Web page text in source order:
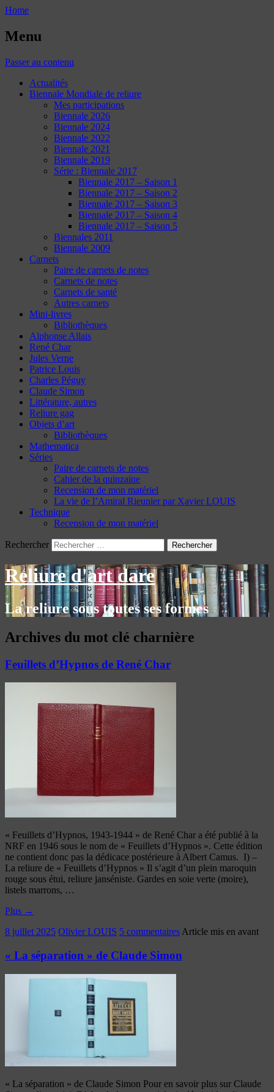
Home
Menu
Passer au contenu
Actualités
Biennale Mondiale de reliure
Mes participations
Biennale 2026
Biennale 2024
Biennale 2022
Biennale 2021
Biennale 2019
Série : Biennale 2017
Biennale 2017 – Saison 1
Biennale 2017 – Saison 2
Biennale 2017 – Saison 3
Biennale 2017 – Saison 4
Biennale 2017 – Saison 5
Biennales 2011
Biennale 2009
Carnets
Paire de carnets de notes
Carnets de notes
Carnets de santé
Autres carnets
Mini-livres
Bibliothèques
Alphonse Allais
René Char
Jules Verne
Patrice Louis
Charles Péguy
Claude Simon
Littérature, autres
Reliure gag
Objets d’art
Bibliothèques
Mathematica
Séries
Paire de carnets de notes
Cahier de la quinzaine
Recension de mon matériel
La vie de l’Amiral Rieunier par Xavier LOUIS
Technique
Recension de mon matériel
Rechercher
Reliure d'art dare
La reliure sous toutes ses formes
Archives du mot clé charnière
Feuillets d’Hypnos de René Char
« Feuillets d’Hypnos, 1943-1944 » de René Char a été publié à la
NRF en 1946 sous le nom de « Feuillets d’Hypnos ». Cette édition
ne contient donc pas la dédicace postérieure à Albert Camus. I) –
La reliure de « Feuillets d’Hypnos » Il s’agit d’un plein maroquin
rouge sous étui, reliure janséniste. Gardes en soie verte (moire),
listels marrons, …
Plus →
8 juillet 2025 Olivier LOUIS 5 commentaires Article mis en avant
« La séparation » de Claude Simon
« La séparation » de Claude Simon Pour en savoir plus sur Claude